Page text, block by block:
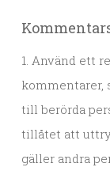
1. Använd ett
kommentarer,
till berörda
tillåtet att
gäller andra